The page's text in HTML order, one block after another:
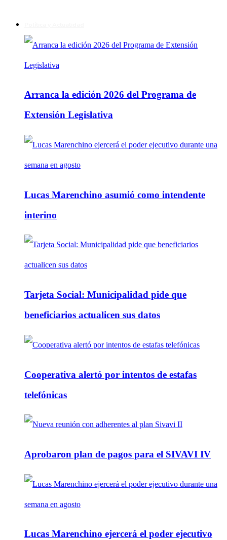
Arranca la edición 2026 del Programa de
Extensión Legislativa
Lucas Marenchino asumió como intendente
interino
Tarjeta Social: Municipalidad pide que
beneficiarios actualicen sus datos
Cooperativa alertó por intentos de estafas
telefónicas
Aprobaron plan de pagos para el SIVAVI IV
Lucas Marenchino ejercerá el poder ejecutivo